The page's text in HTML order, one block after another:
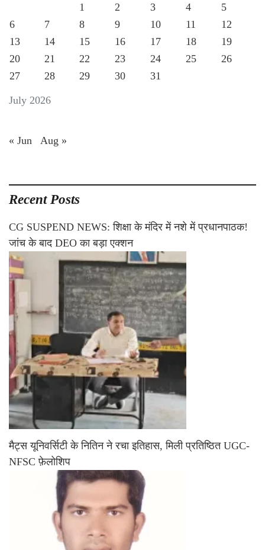
July 2026
1
2 3 4
5
6
7 8 9 10 11
12
13
14 15 16 17 18
19
20
21 22 23 24 25
26
27
28 29 30 31
« Jun Aug »
Recent Posts
CG SUSPEND NEWS: शिक्षा के मंदिर में नशे में प्रधानपाठक!
जांच के बाद DEO का बड़ा एक्शन
मैट्स यूनिवर्सिटी के नितिन ने रचा इतिहास, मिली प्रतिष्ठित UGC-
NFSC फ़ेलोशिप